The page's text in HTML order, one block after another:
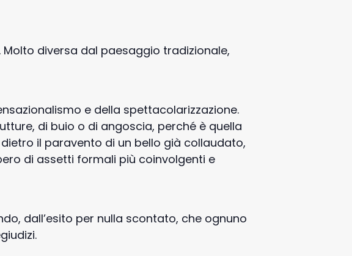
diversa dal paesaggio tradizionale,
e della spettacolarizzazione.
di buio o di angoscia, perché è quella
il paravento di un bello già collaudato,
di assetti formali più coinvolgenti e
dall’esito per nulla scontato, che ognuno